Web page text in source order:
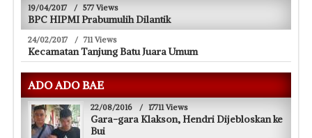
19/04/2017 / 577 Views
BPC HIPMI Prabumulih Dilantik
24/02/2017 / 711 Views
Kecamatan Tanjung Batu Juara Umum
ADO ADO BAE
22/08/2016 / 17711 Views
Gara-gara Klakson, Hendri Dijebloskan ke
Bui